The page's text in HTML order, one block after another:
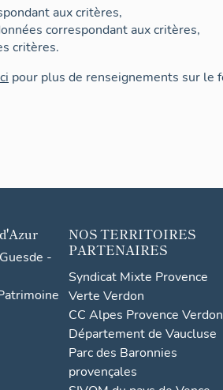
aux critères,
correspondant aux critères,
critères.
pour plus de renseignements sur le
-
NOS TERRITOIRES
PARTENAIRES
Syndicat Mixte Provence
Verte Verdon
CC Alpes Provence Verdon
Département de Vaucluse
Parc des Baronnies
provençales